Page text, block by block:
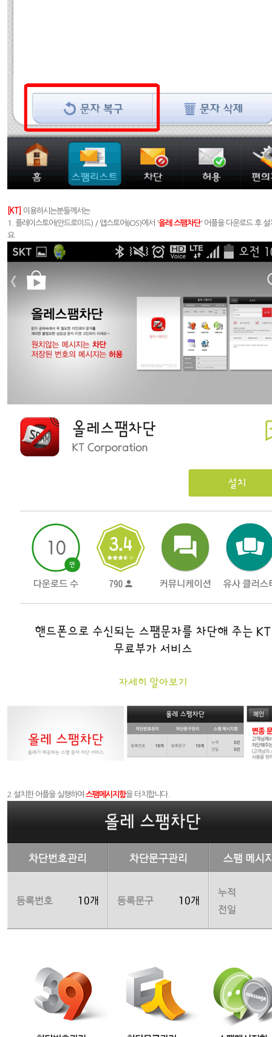
[KT]
이용하시는분들께서는
1. 플레이스토어(안드로이드) / 앱스토어(iOS)에서 '올레 스팸차단' 어플을 다운로드 후 설
요.
2.설치한 어플을 실행하여 스팸메시지함을 터치합니다.